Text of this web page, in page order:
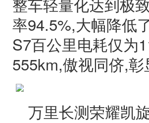
率94.5%,大幅降低
S7百公里电耗仅为
555km,傲视同侪,
万里长测荣耀凯